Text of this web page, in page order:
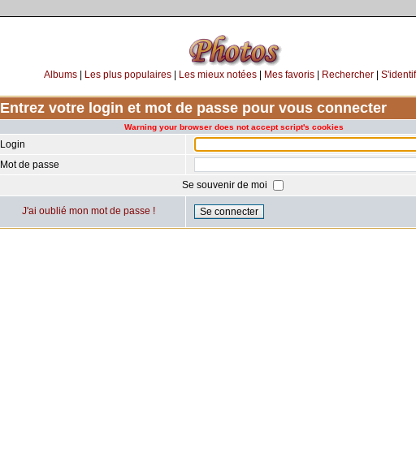
Albums| Les plus populaires| Les mieux notées| Mes favoris| Rechercher|
Entrez votre login et mot de passe pour vous connecter
Warning your browser does not accept script's cookies
Login
Mot de passe
Se souvenir de moi
J'ai oublié mon mot de passe !